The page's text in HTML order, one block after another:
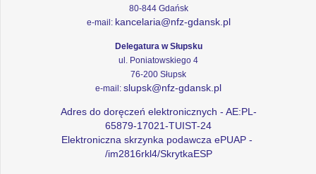
80-844 Gdańsk
e-mail: kancelaria@nfz-gdansk.pl
Delegatura w Słupsku
ul. Poniatowskiego 4
76-200 Słupsk
e-mail: slupsk@nfz-gdansk.pl
Adres do doręczeń elektronicznych - AE:PL-
65879-17021-TUIST-24
Elektroniczna skrzynka podawcza ePUAP -
/im2816rkl4/SkrytkaESP